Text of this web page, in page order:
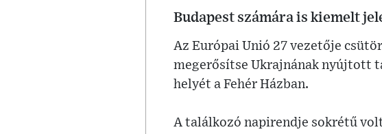
Budapest számára is kiemelt
Az Európai Unió 27 vezetője
megerősítse Ukrajnának nyújtott
helyét a Fehér Házban.
A találkozó napirendje sokrétű